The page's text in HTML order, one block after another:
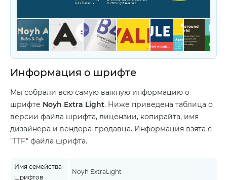
Информация о шрифте
Мы собрали всю самую важную информацию о
шрифте Noyh Extra Light. Ниже приведена таблица о
версии файла шрифта, лицензии, копирайта, имя
дизайнера и вендора-продавца. Информация взята с
"TTF" файла шрифта.
Имя семейства
шрифтов
Noyh ExtraLight